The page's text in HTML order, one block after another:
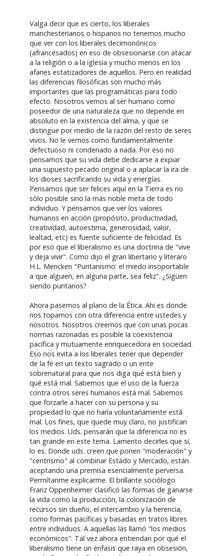
Valga decir que es cierto, los liberales
manchesterianos o hispanos no tenemos mucho
que ver con los liberales decimonónicos
(afrancesados) en eso de obsesionarse con atacar
a la religión o a la iglesia y mucho menos en los
afanes estatizadores de aquellos. Pero en realidad
las diferencias filosóficas son mucho más
importantes que las programáticas para todo
efecto. Nosotros vemos al ser humano como
poseedor de una naturaleza que no depende en
absoluto en la existencia del alma, y que se
distingue por medio de la razón del resto de seres
vivos. No le vemos como fundamentalmente
defectuoso ni condenado a nada. Por eso no
pensamos que su vida debe dedicarse a expiar
una supuesto pecado original o a aplacar la ira de
los dioses sacrificando su vida y energías.
Pensamos que ser felices aquí en la Tierra es no
sólo posible sino la más noble meta de todo
individuo. Y pensamos que ver los valores
humanos en acción (propósito, productividad,
creatividad, autoestima, generosidad, valor,
lealtad, etc) es fuente suficiente de felicidad. Es
por eso que el liberalismo es una doctrina de "vive
y deja vivir". Como dijo el gran libertario y literaro
H.L. Mencken "Puritanismo: el miedo insoportable
a que alguien, en alguna parte, sea feliz". ¿Siguen
siendo puritanos?
Ahora pasemos al plano de la Ética. Ahi es donde
nos topamos con otra diferencia entre ustedes y
nosotros. Nosotros creemos que con unas pocas
normas razonadas es posible la coexistencia
pacífica y mutuamente enriquecedora en sociedad.
Eso nos evita a los liberales tener que depender
de la fé en un texto sagrado o un ente
sobrenatural para que nos diga qué está bien y
qué está mal. Sabemos que el uso de la fuerza
contra otros seres humanos está mal. Sabemos
que forzarle a hacer con su persona y su
propiedad lo que no haría voluntariamente está
mal. Los fines, que quede muy claro, no justifican
los medios. Uds. pensarán que la diferencia no es
tan grande en este tema. Lamento decirles que sí,
lo es. Donde uds. creen que ponen "moderación" y
"centrismo" al combinar Estado y Mercado, están
aceptando una premisa esencialmente perversa.
Permítanme explicarme. El brillante sociólogo
Franz Oppenheimer clasificó las formas de ganarse
la vida como la producción, la colonización de
recursos sin dueño, el intercambio y la herencia,
como formas pacíficas y basadas en tratos libres
entre individuos. A aquellas las llamó "los medios
económicos". Tal vez ahora entiendan por qué el
liberalismo tiene un énfasis que raya en obsesión,